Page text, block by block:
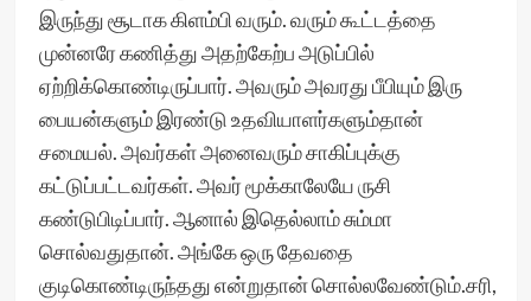
இருந்து சூடாக கிளம்பி வரும். வரும் கூட்டத்தை
முன்னரே கணித்து அதற்கேற்ப அடுப்பில்
ஏற்றிக்கொண்டிருப்பார். அவரும் அவரது பீபியும் இரு
பையன்களும் இரண்டு உதவியாளர்களும்தான்
சமையல். அவர்கள் அனைவரும் சாகிப்புக்கு
கட்டுப்பட்டவர்கள். அவர் மூக்காலேயே ருசி
கண்டுபிடிப்பார். ஆனால் இதெல்லாம் சும்மா
சொல்வதுதான். அங்கே ஒரு தேவதை
குடிகொண்டிருந்தது என்றுதான் சொல்லவேண்டும்.சரி,